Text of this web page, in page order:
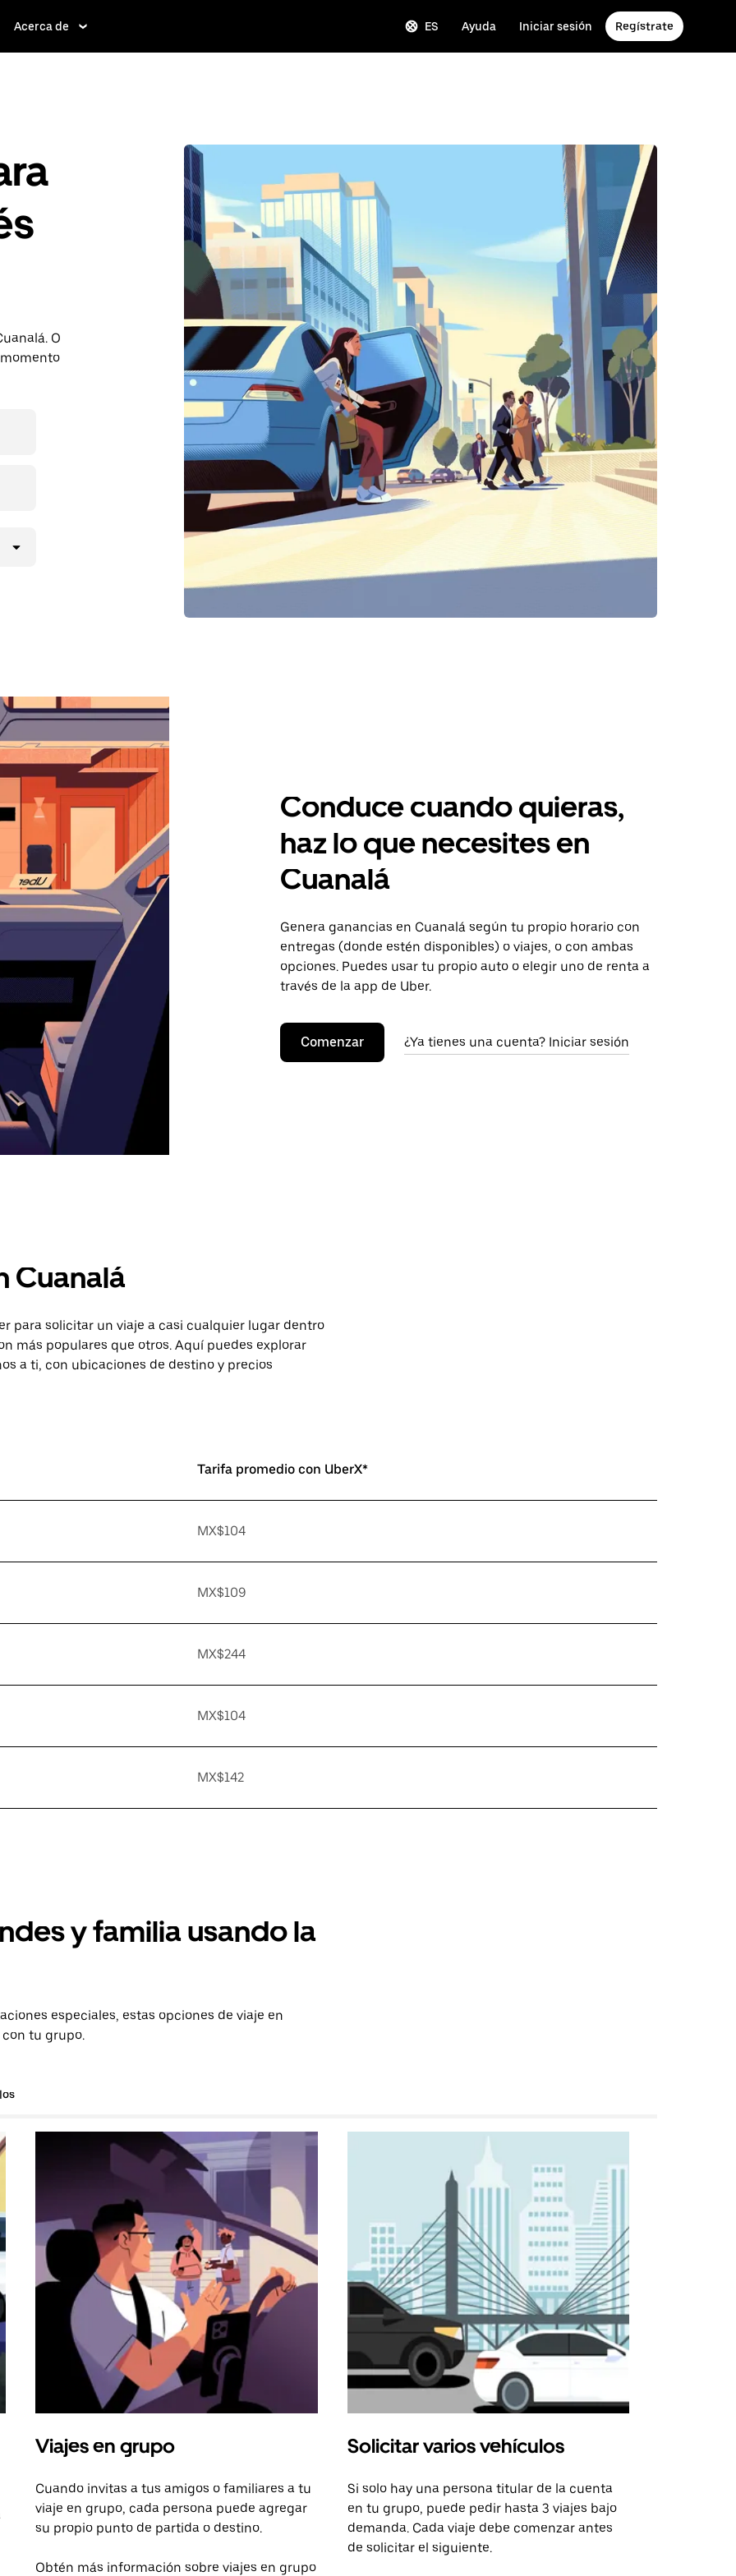
Acerca de ES Ayuda Iniciar sesión Regístrate
O
Conduce cuando quieras,
haz lo que necesites en
Cuanalá
Genera ganancias en Cuanalá según tu propio horario con
entregas (donde estén disponibles) o viajes, o con ambas
opciones. Puedes usar tu propio auto o elegir uno de renta a
través de la app de Uber.
Comenzar ¿Ya tienes una cuenta? Iniciar sesión
Cuanalá
para solicitar un viaje a casi cualquier lugar dentro
más populares que otros. Aquí puedes explorar
a ti, con ubicaciones de destino y precios
Tarifa promedio con UberX*
MX$104
MX$109
MX$244
MX$104
MX$142
y familia usando la
especiales, estas opciones de viaje en
tu grupo.
Viajes en grupo
Cuando invitas a tus amigos o familiares a tu
viaje en grupo, cada persona puede agregar
su propio punto de partida o destino.
Obtén más información sobre viajes en grupo
Solicitar varios vehículos
Si solo hay una persona titular de la cuenta
en tu grupo, puede pedir hasta 3 viajes bajo
demanda. Cada viaje debe comenzar antes
de solicitar el siguiente.